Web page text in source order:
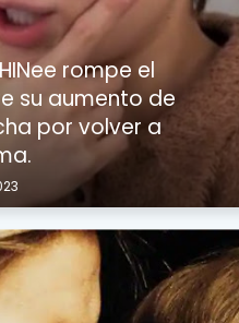
rompe el
su aumento de
por volver a